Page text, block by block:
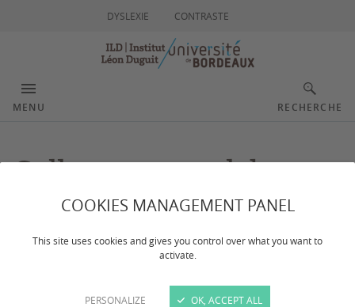
COOKIES MANAGEMENT PANEL
This site uses cookies and gives you control over what you want to
activate.
PERSONALIZE OK, ACCEPT ALL
DYSLEXIE CONTRASTE
MENU RECHERCHE
Colloque annuel de
l'AFDA "Le droit
administratif au défi du
numérique"